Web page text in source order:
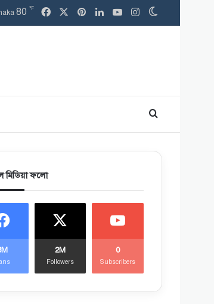
80 ℉ FacebookPinterest
LinkedInYouTubeInstagram
Search for
মিডিয়া ফলো
2M
Followers
0
Subscribers